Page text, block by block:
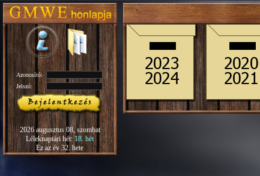
Azonosító:
Jelszó:
2026 augusztus 08, szombat
Léleknaptári hét:18. hét
Ez az év 32. hete